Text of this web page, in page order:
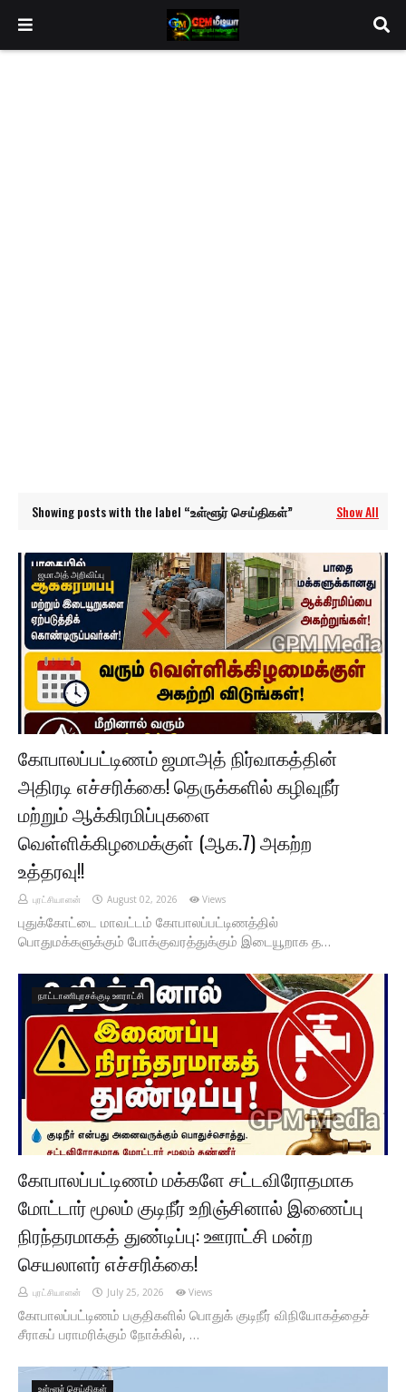
Showing posts with the label உள்ளூர் செய்திகள் Show All
ஜமாஅத் அறிவிப்பு
கோபாலப்பட்டிணம் ஜமாஅத் நிர்வாகத்தின்
அதிரடி எச்சரிக்கை! தெருக்களில் கழிவுநீர்
மற்றும் ஆக்கிரமிப்புகளை
வெள்ளிக்கிழமைக்குள் (ஆக.7) அகற்ற
உத்தரவு!!
புரட்சியாளன் August 02, 2026 Views
புதுக்கோட்டை மாவட்டம் கோபாலப்பட்டிணத்தில்
பொதுமக்களுக்கும் போக்குவரத்துக்கும் இடையூறாக த…
நாட்டாணிபுரசக்குடி ஊராட்சி
கோபாலப்பட்டிணம் மக்களே சட்டவிரோதமாக
மோட்டார் மூலம் குடிநீர் உறிஞ்சினால் இணைப்பு
நிரந்தரமாகத் துண்டிப்பு: ஊராட்சி மன்ற
செயலாளர் எச்சரிக்கை!
புரட்சியாளன் July 25, 2026 Views
கோபாலப்பட்டிணம் பகுதிகளில் பொதுக் குடிநீர் விநியோகத்தைச்
சீராகப் பராமரிக்கும் நோக்கில், …
உள்ளூர் செய்திகள்